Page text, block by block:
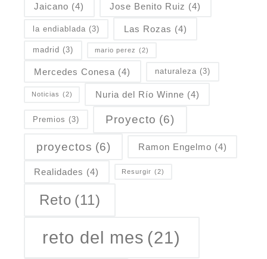
Jaicano (4) Jose Benito Ruiz (4)
la endiablada (3) Las Rozas (4)
madrid (3) mario perez (2)
Mercedes Conesa (4) naturaleza (3)
Noticias (2) Nuria del Río Winne (4)
Premios (3) Proyecto (6)
proyectos (6) Ramon Engelmo (4)
Realidades (4) Resurgir (2)
Reto (11)
reto del mes (21)